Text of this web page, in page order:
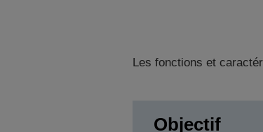
Les fonctions et
Objectif